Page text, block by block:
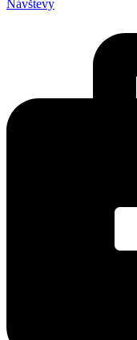
Návštevy